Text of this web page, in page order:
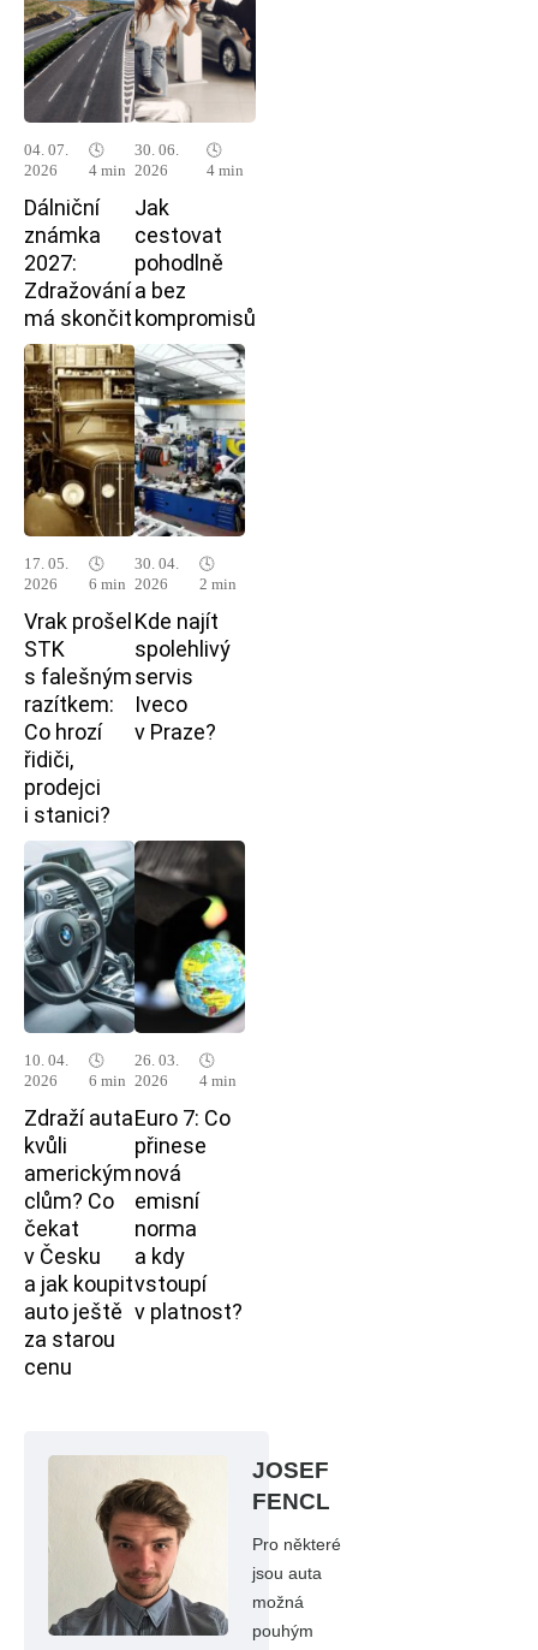
04. 07.
2026
🕓
4 min
Dálniční
známka
2027:
Zdražování
má skončit
30. 06.
2026
🕓
4 min
Jak
cestovat
pohodlně
a bez
kompromisů
17. 05.
2026
🕓
6 min
Vrak prošel
STK
s falešným
razítkem:
Co hrozí
řidiči,
prodejci
i stanici?
30. 04.
2026
🕓
2 min
Kde najít
spolehlivý
servis
Iveco
v Praze?
10. 04.
2026
🕓
6 min
Zdraží auta
kvůli
americkým
clům? Co
čekat
v Česku
a jak koupit
auto ještě
za starou
cenu
26. 03.
2026
🕓
4 min
Euro 7: Co
přinese
nová
emisní
norma
a kdy
vstoupí
v platnost?
JOSEF
FENCL
Pro některé
jsou auta
možná
pouhým